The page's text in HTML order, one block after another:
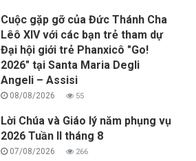
Cuộc gặp gỡ của Đức Thánh Cha
Lêô XIV với các bạn trẻ tham dự
Đại hội giới trẻ Phanxicô "Go!
2026" tại Santa Maria Degli
Angeli – Assisi
08/08/2026 55
Lời Chúa và Giáo lý năm phụng vụ
2026 Tuần II tháng 8
07/08/2026 266